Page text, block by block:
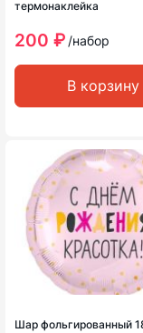
термонаклейка
200 ₽ /набор
В корзину
Шар фольгированный